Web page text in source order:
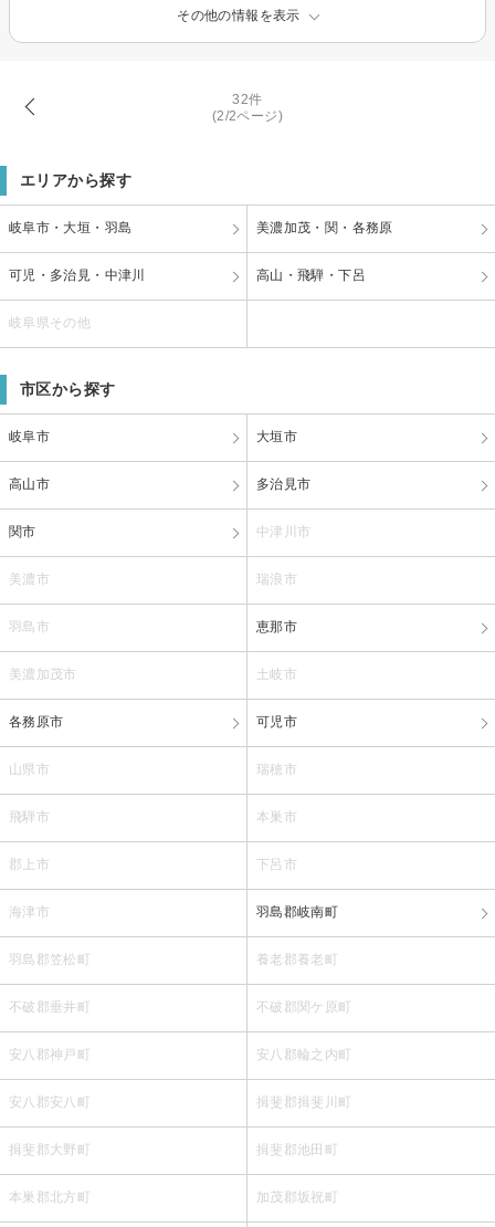
その他の情報を表示
32件
(2/2ページ)
エリアから探す
岐阜市・大垣・羽島 美濃加茂・関・各務原
可児・多治見・中津川 高山・飛騨・下呂
岐阜県その他
市区から探す
岐阜市 大垣市
高山市 多治見市
関市 中津川市
美濃市 瑞浪市
羽島市 恵那市
美濃加茂市 土岐市
各務原市 可児市
山県市 瑞穂市
飛騨市 本巣市
郡上市 下呂市
海津市 羽島郡岐南町
羽島郡笠松町 養老郡養老町
不破郡垂井町 不破郡関ケ原町
安八郡神戸町 安八郡輪之内町
安八郡安八町 揖斐郡揖斐川町
揖斐郡大野町 揖斐郡池田町
本巣郡北方町 加茂郡坂祝町